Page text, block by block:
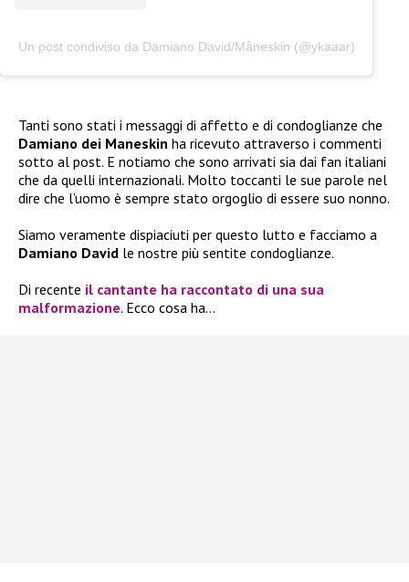
Un post condiviso da Damiano David/Måneskin (@ykaaar)
Tanti sono stati i messaggi di affetto e di condoglianze che
Damiano dei Maneskin ha ricevuto attraverso i commenti
sotto al post. E notiamo che sono arrivati sia dai fan italiani
che da quelli internazionali. Molto toccanti le sue parole nel
dire che l’uomo è sempre stato orgoglio di essere suo nonno.
Siamo veramente dispiaciuti per questo lutto e facciamo a
Damiano David le nostre più sentite condoglianze.
Di recente il cantante ha raccontato di una sua
malformazione. Ecco cosa ha…